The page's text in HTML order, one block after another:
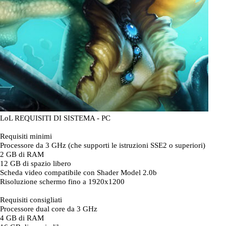
LoL REQUISITI DI SISTEMA - PC
Requisiti minimi
Processore da 3 GHz (che supporti le istruzioni SSE2 o superiori)
2 GB di RAM
12 GB di spazio libero
Scheda video compatibile con Shader Model 2.0b
Risoluzione schermo fino a 1920x1200
Requisiti consigliati
Processore dual core da 3 GHz
4 GB di RAM